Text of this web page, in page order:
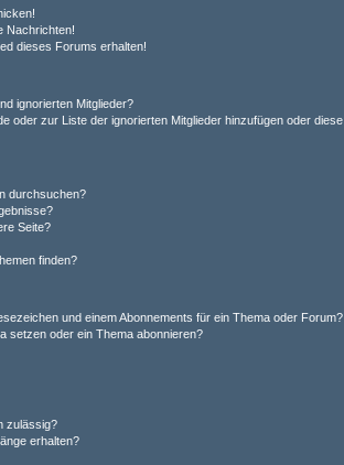
Nachrichten!
dieses Forums erhalten!
ignorierten Mitglieder?
oder zur Liste der ignorierten Mitglieder hinzufügen oder diese
durchsuchen?
Seite?
finden?
und einem Abonnements für ein Thema oder Forum?
setzen oder ein Thema abonnieren?
zulässig?
erhalten?